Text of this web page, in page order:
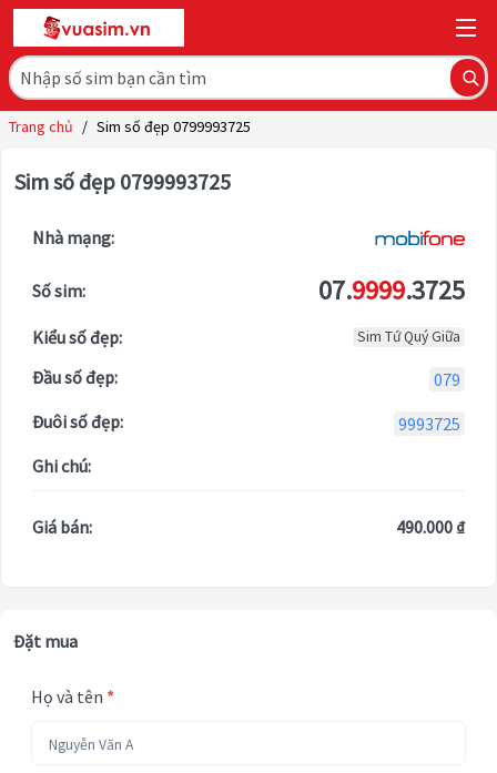
Trang chủ / Sim số đẹp 0799993725
Sim số đẹp 0799993725
Nhà mạng:
Số sim: 07.9999.3725
Kiểu số đẹp: Sim Tứ Quý Giữa
Đầu số đẹp:
079
Đuôi số đẹp:
9993725
Ghi chú:
Giá bán: 490.000 ₫
Đặt mua
Họ và tên *